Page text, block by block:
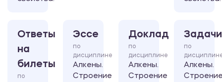
Ответы
на
билеты
по
Эссе
по
дисциплине
Алкены.
Строение
Доклад
по
дисциплине
Алкены.
Строение
Задачи
по
Алкены.